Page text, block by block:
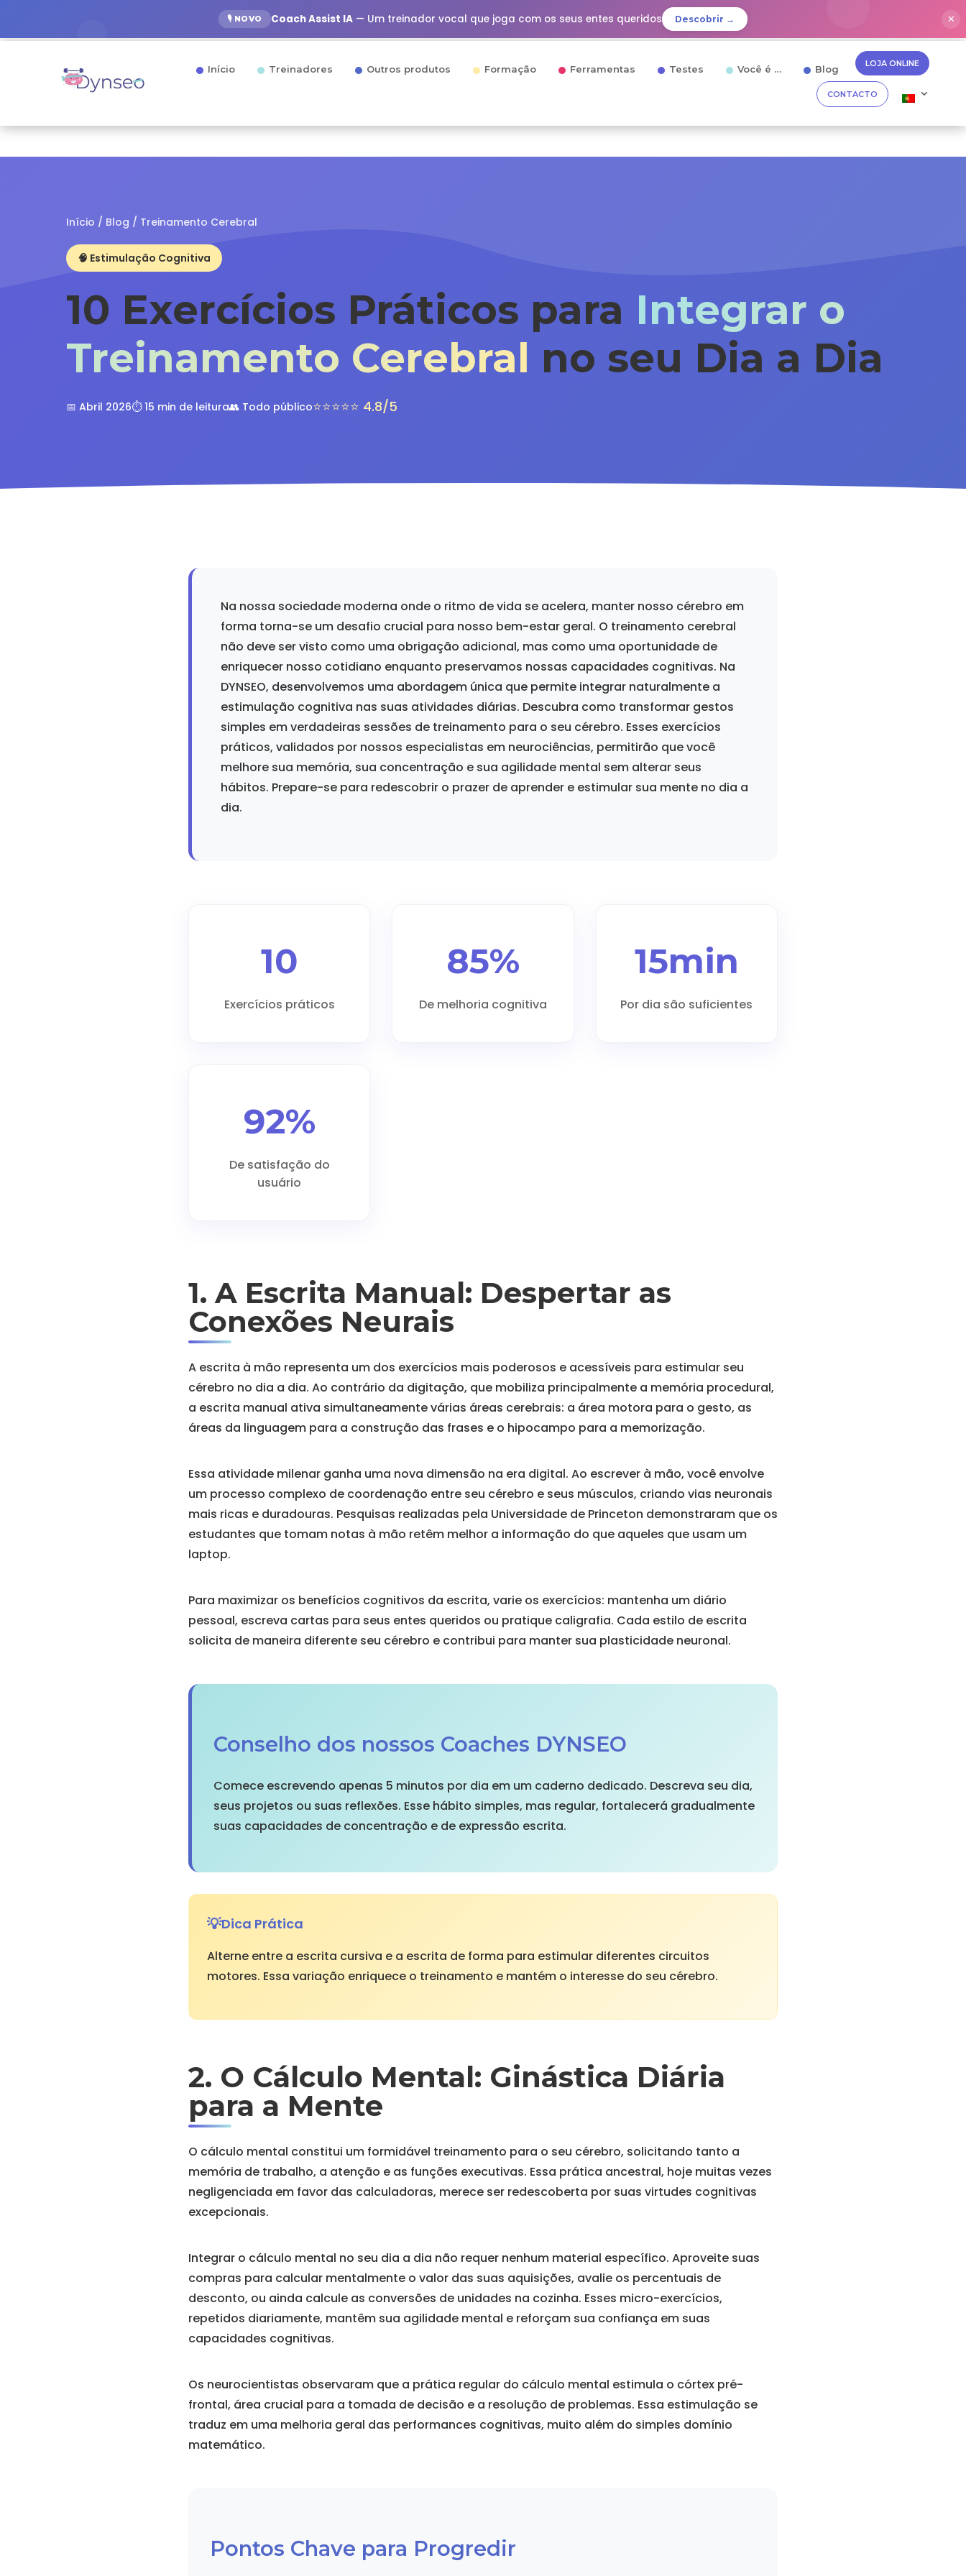
🎙️ NOVO Coach Assist IA— Um treinador vocal que joga com os seus entes queridos Descobrir → ✕
Início Treinadores Outros produtos Formação Ferramentas Testes Você é … Blog LOJA ONLINE
CONTACTO
Início / Blog / Treinamento Cerebral
🧠 Estimulação Cognitiva
10 Exercícios Práticos para Integrar o
Treinamento Cerebral no seu Dia a Dia
📅 Abril 2026⏱️ 15 min de leitura👥 Todo público⭐⭐⭐⭐⭐ 4.8/5
Na nossa sociedade moderna onde o ritmo de vida se acelera, manter nosso cérebro em
forma torna-se um desafio crucial para nosso bem-estar geral. O treinamento cerebral
não deve ser visto como uma obrigação adicional, mas como uma oportunidade de
enriquecer nosso cotidiano enquanto preservamos nossas capacidades cognitivas. Na
DYNSEO, desenvolvemos uma abordagem única que permite integrar naturalmente a
estimulação cognitiva nas suas atividades diárias. Descubra como transformar gestos
simples em verdadeiras sessões de treinamento para o seu cérebro. Esses exercícios
práticos, validados por nossos especialistas em neurociências, permitirão que você
melhore sua memória, sua concentração e sua agilidade mental sem alterar seus
hábitos. Prepare-se para redescobrir o prazer de aprender e estimular sua mente no dia a
dia.
10
Exercícios práticos
85%
De melhoria cognitiva
15min
Por dia são suficientes
92%
De satisfação do
usuário
1. A Escrita Manual: Despertar as
Conexões Neurais
A escrita à mão representa um dos exercícios mais poderosos e acessíveis para estimular seu
cérebro no dia a dia. Ao contrário da digitação, que mobiliza principalmente a memória procedural,
a escrita manual ativa simultaneamente várias áreas cerebrais: a área motora para o gesto, as
áreas da linguagem para a construção das frases e o hipocampo para a memorização.
Essa atividade milenar ganha uma nova dimensão na era digital. Ao escrever à mão, você envolve
um processo complexo de coordenação entre seu cérebro e seus músculos, criando vias neuronais
mais ricas e duradouras. Pesquisas realizadas pela Universidade de Princeton demonstraram que os
estudantes que tomam notas à mão retêm melhor a informação do que aqueles que usam um
laptop.
Para maximizar os benefícios cognitivos da escrita, varie os exercícios: mantenha um diário
pessoal, escreva cartas para seus entes queridos ou pratique caligrafia. Cada estilo de escrita
solicita de maneira diferente seu cérebro e contribui para manter sua plasticidade neuronal.
Conselho dos nossos Coaches DYNSEO
Comece escrevendo apenas 5 minutos por dia em um caderno dedicado. Descreva seu dia,
seus projetos ou suas reflexões. Esse hábito simples, mas regular, fortalecerá gradualmente
suas capacidades de concentração e de expressão escrita.
Dica Prática
Alterne entre a escrita cursiva e a escrita de forma para estimular diferentes circuitos
motores. Essa variação enriquece o treinamento e mantém o interesse do seu cérebro.
2. O Cálculo Mental: Ginástica Diária
para a Mente
O cálculo mental constitui um formidável treinamento para o seu cérebro, solicitando tanto a
memória de trabalho, a atenção e as funções executivas. Essa prática ancestral, hoje muitas vezes
negligenciada em favor das calculadoras, merece ser redescoberta por suas virtudes cognitivas
excepcionais.
Integrar o cálculo mental no seu dia a dia não requer nenhum material específico. Aproveite suas
compras para calcular mentalmente o valor das suas aquisições, avalie os percentuais de
desconto, ou ainda calcule as conversões de unidades na cozinha. Esses micro-exercícios,
repetidos diariamente, mantêm sua agilidade mental e reforçam sua confiança em suas
capacidades cognitivas.
Os neurocientistas observaram que a prática regular do cálculo mental estimula o córtex pré-
frontal, área crucial para a tomada de decisão e a resolução de problemas. Essa estimulação se
traduz em uma melhoria geral das performances cognitivas, muito além do simples domínio
matemático.
Pontos Chave para Progredir